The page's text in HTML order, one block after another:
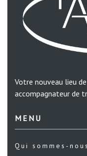
Votre nouveau lieu
accompagnateur de
MENU
Qui sommes-nous